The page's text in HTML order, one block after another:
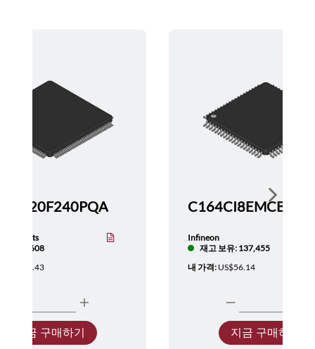
보유: 5,608
US$137.43
지금 구매하기
Infineon
재고 보유: 137,455
내 가격: US$56.14
지금 구매하기
Show